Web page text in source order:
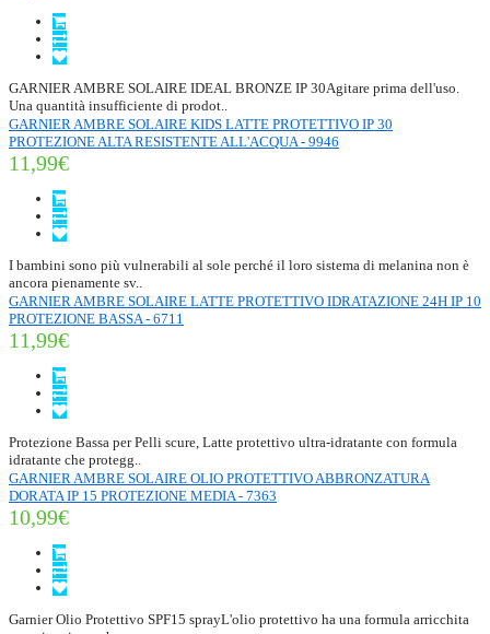
GARNIER AMBRE SOLAIRE IDEAL BRONZE IP 30Agitare prima dell'uso.
Una quantità insufficiente di prodot..
GARNIER AMBRE SOLAIRE KIDS LATTE PROTETTIVO IP 30
PROTEZIONE ALTA RESISTENTE ALL'ACQUA - 9946
11,99€
I bambini sono più vulnerabili al sole perché il loro sistema di melanina non è
ancora pienamente sv..
GARNIER AMBRE SOLAIRE LATTE PROTETTIVO IDRATAZIONE 24H IP 10
PROTEZIONE BASSA - 6711
11,99€
Protezione Bassa per Pelli scure, Latte protettivo ultra-idratante con formula
idratante che protegg..
GARNIER AMBRE SOLAIRE OLIO PROTETTIVO ABBRONZATURA
DORATA IP 15 PROTEZIONE MEDIA - 7363
10,99€
Garnier Olio Protettivo SPF15 sprayL'olio protettivo ha una formula arricchita